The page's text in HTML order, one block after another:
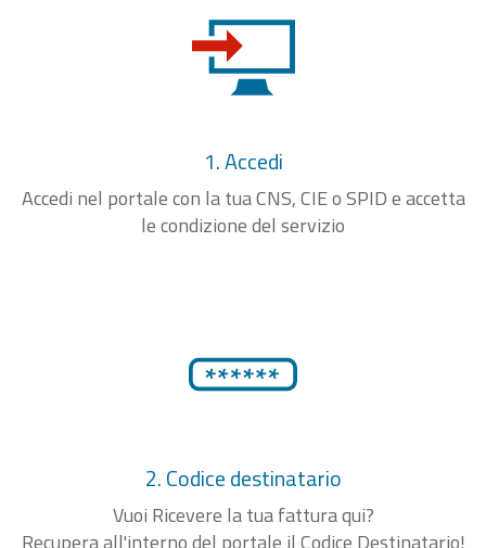
1. Accedi
Accedi nel portale con la tua CNS, CIE o SPID e accetta
le condizione del servizio
2. Codice destinatario
Vuoi Ricevere la tua fattura qui?
Recupera all'interno del portale il Codice Destinatario!